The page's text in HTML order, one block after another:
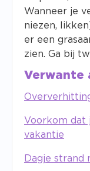
Wanneer je
niezen,
er een
zien. Ga bij
Verwante
Voorkom dat
vakantie
Dagje strand